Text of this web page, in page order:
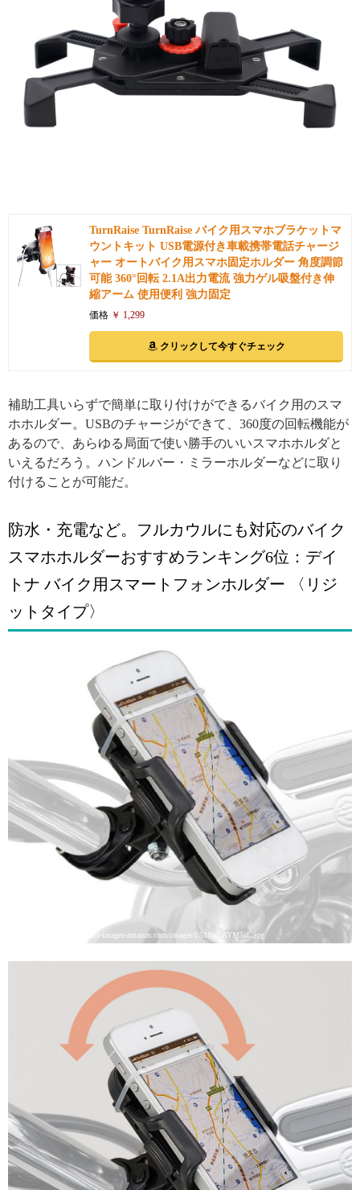
TurnRaise TurnRaise バイク用スマホブラケットマ
ウントキット USB電源付き車載携帯電話チャージ
ャー オートバイク用スマホ固定ホルダー 角度調節
可能 360°回転 2.1A出力電流 強力ゲル吸盤付き伸
縮アーム 使用便利 強力固定
価格 ￥ 1,299
クリックして今すぐチェック
補助工具いらずで簡単に取り付けができるバイク用のスマ
ホホルダー。USBのチャージができて、360度の回転機能が
あるので、あらゆる局面で使い勝手のいいスマホホルダと
いえるだろう。ハンドルバー・ミラーホルダーなどに取り
付けることが可能だ。
防水・充電など。フルカウルにも対応のバイク
スマホホルダーおすすめランキング6位：デイ
トナ バイク用スマートフォンホルダー 〈リジ
ットタイプ〉
引用: https://images-na.ssl-images-amazon.com/images/I/51NpLAYM5zL.jpg